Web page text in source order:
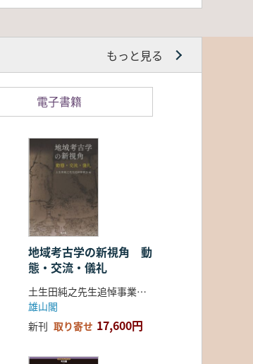
もっと見る
電子書籍
地域考古学の新視角 動
態・交流・儀礼
土生田純之先生追悼事業会 編
雄山閣
新刊 取り寄せ 17,600円